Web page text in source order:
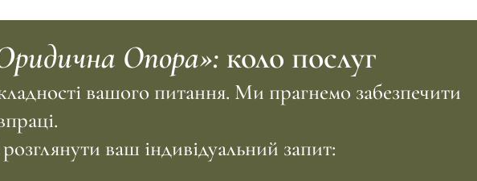
Опора»: коло послуг
вашого питання. Ми прагнемо забезпечити
ваш індивідуальний запит: